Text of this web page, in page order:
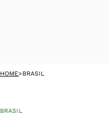
HOME>BRASIL
BRASIL